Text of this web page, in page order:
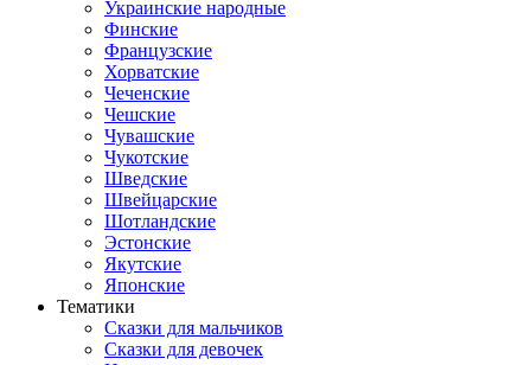
Украинские народные
Финские
Французские
Хорватские
Чеченские
Чешские
Чувашские
Чукотские
Шведские
Швейцарские
Шотландские
Эстонские
Якутские
Японские
Тематики
Сказки для мальчиков
Сказки для девочек